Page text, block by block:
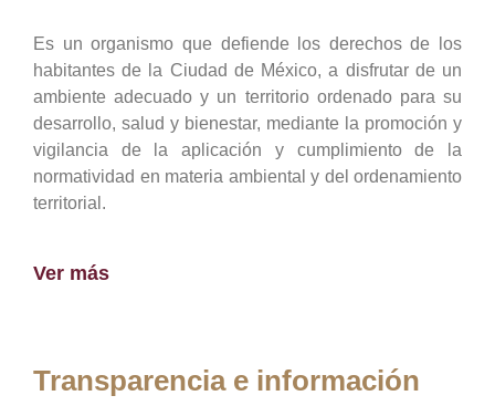
Es un organismo que defiende los derechos de los
habitantes de la Ciudad de México, a disfrutar de un
ambiente adecuado y un territorio ordenado para su
desarrollo, salud y bienestar, mediante la promoción y
vigilancia de la aplicación y cumplimiento de la
normatividad en materia ambiental y del ordenamiento
territorial.
Ver más
Transparencia e información